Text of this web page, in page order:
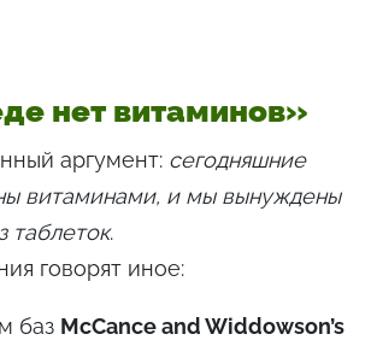
нет витаминов»
аргумент: сегодняшние
витаминами, и мы вынуждены
таблеток.
говорят иное:
баз McCance and Widdowson’s